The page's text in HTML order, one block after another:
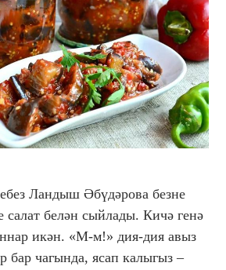
Ландыш Әбүдәрова безне
белән сыйлады. Кичә генә
икән. «М-м!» дия-дия авыз
бар чагында, ясап калыгыз –